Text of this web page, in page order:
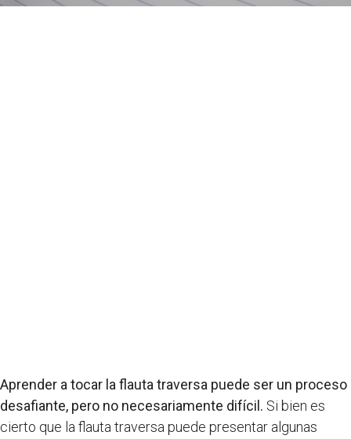
Aprender a tocar la flauta traversa puede ser un proceso
desafiante, pero no necesariamente difícil. Si bien es
cierto que la flauta traversa puede presentar algunas